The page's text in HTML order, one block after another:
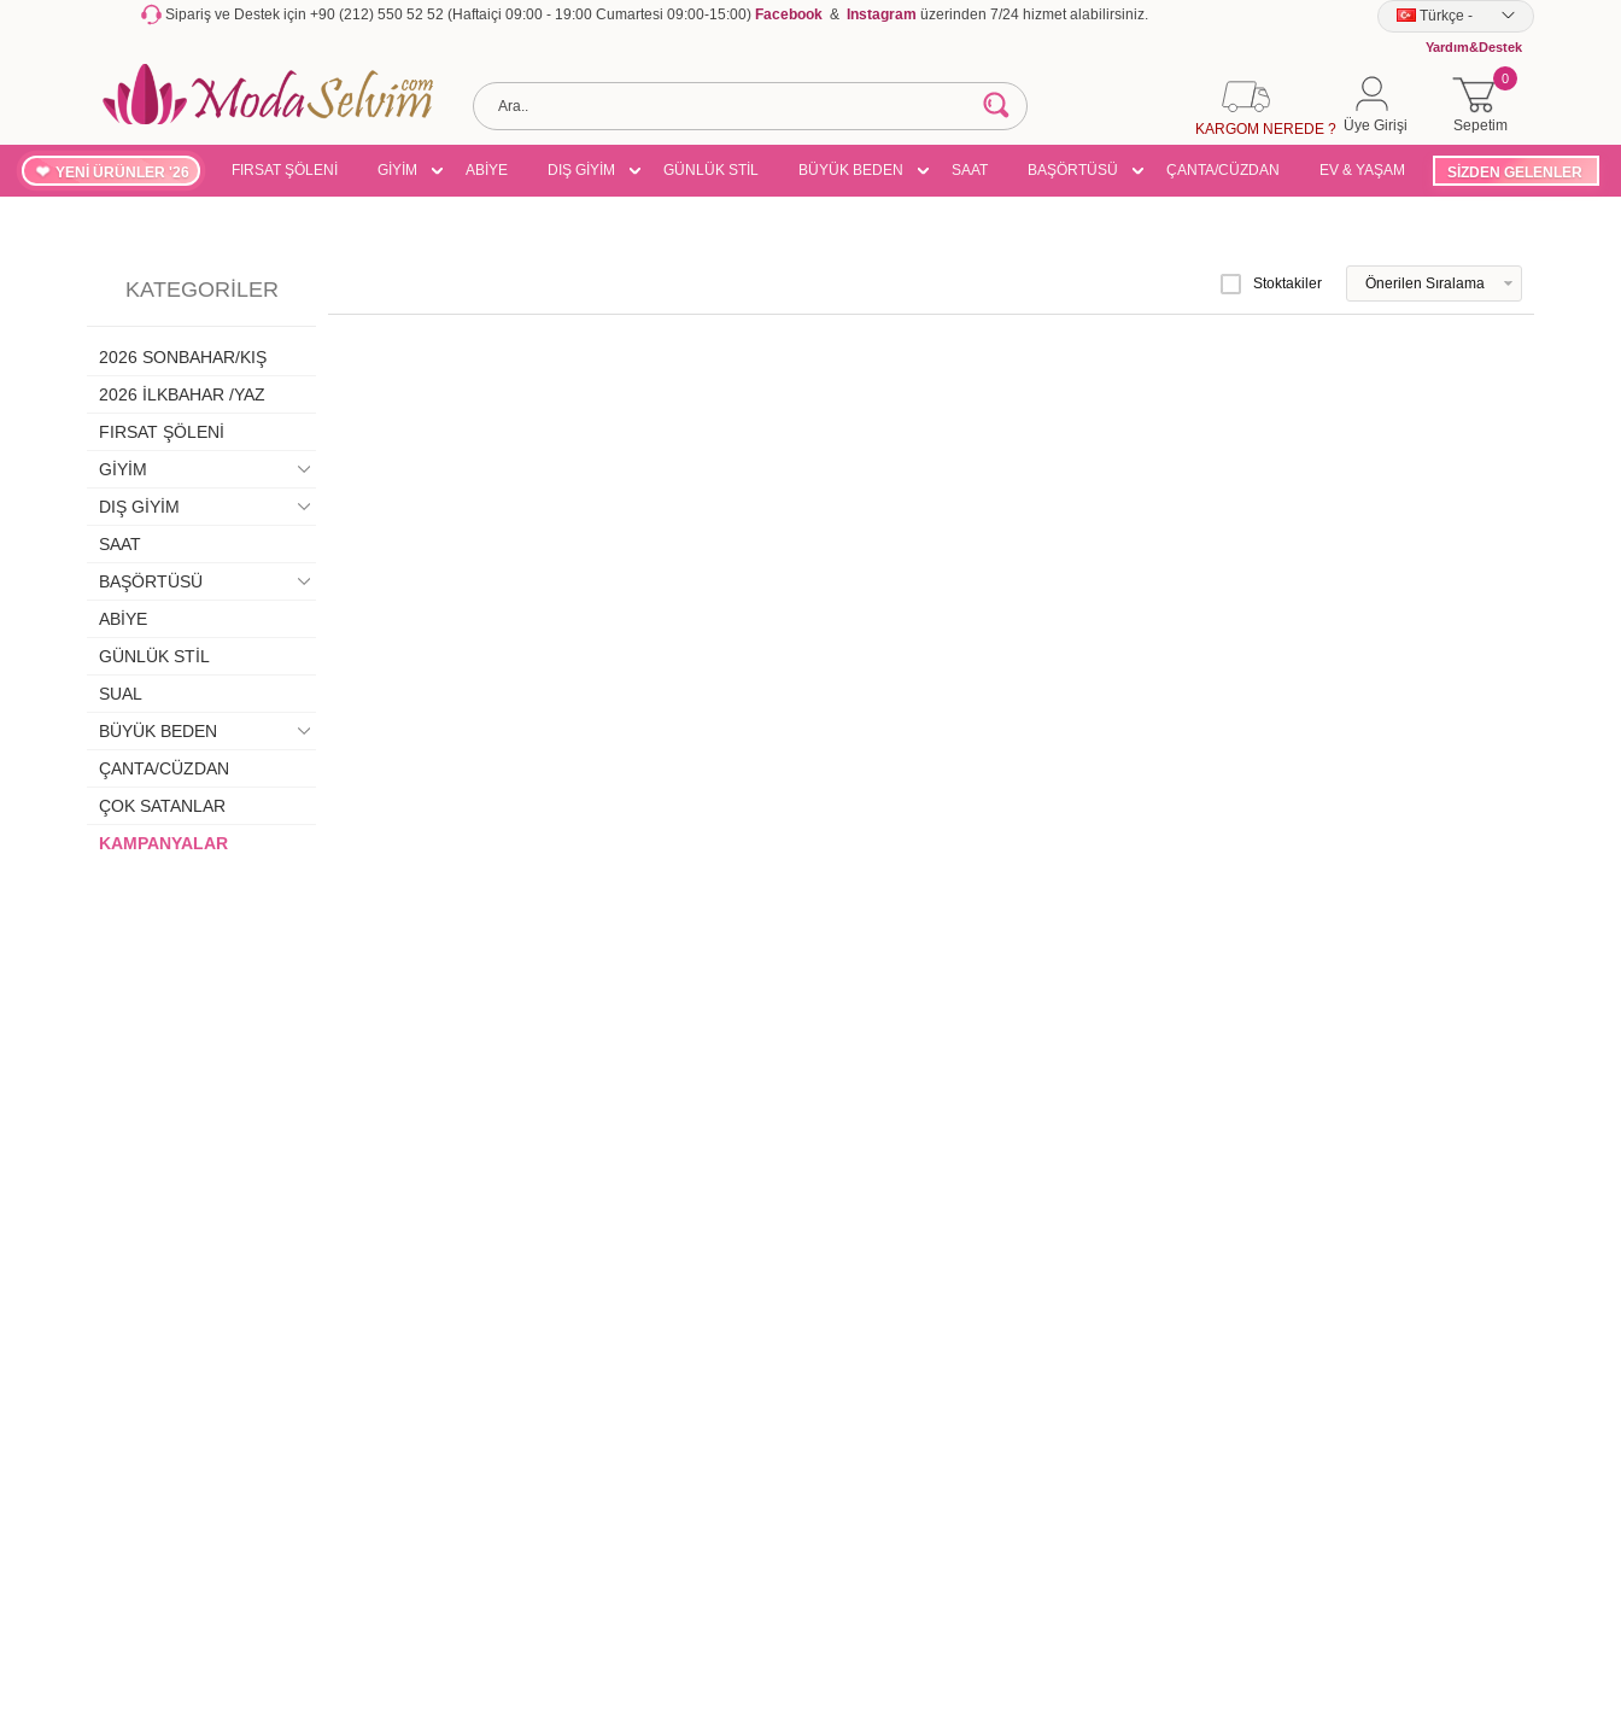
Sipariş ve Destek için +90 (212) 550 52 52 (Haftaiçi 09:00 - 19:00 Cumartesi 09:00-15:00) Facebook & Instagram üzerinden 7/24 hizmet alabilirsiniz. Türkçe -
Yardım&Destek
Sepetim
0
Üye Girişi
KARGOM NEREDE ?
YENİ ÜRÜNLER '26 FIRSAT ŞÖLENİ GİYİM ABİYE DIŞ GİYİM GÜNLÜK STİL BÜYÜK BEDEN SAAT BAŞÖRTÜSÜ ÇANTA/CÜZDAN EV & YAŞAM SİZDEN GELENLER
KATEGORILER
2026 SONBAHAR/KIŞ
2026 İLKBAHAR /YAZ
FIRSAT ŞÖLENİ
GİYİM
DIŞ GİYİM
SAAT
BAŞÖRTÜSÜ
ABİYE
GÜNLÜK STİL
SUAL
BÜYÜK BEDEN
ÇANTA/CÜZDAN
ÇOK SATANLAR
KAMPANYALAR
Stoktakiler